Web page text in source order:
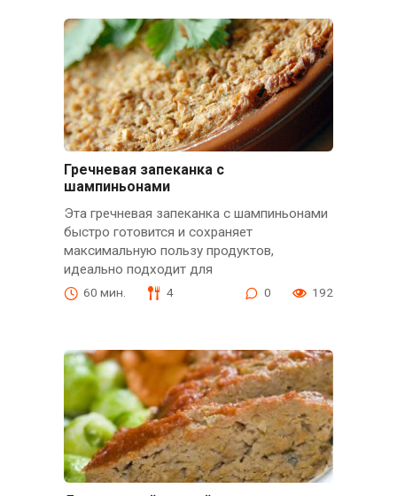
Гречневая запеканка с
шампиньонами
Эта гречневая запеканка с шампиньонами
быстро готовится и сохраняет
максимальную пользу продуктов,
идеально подходит для
60 мин. 4 0 192